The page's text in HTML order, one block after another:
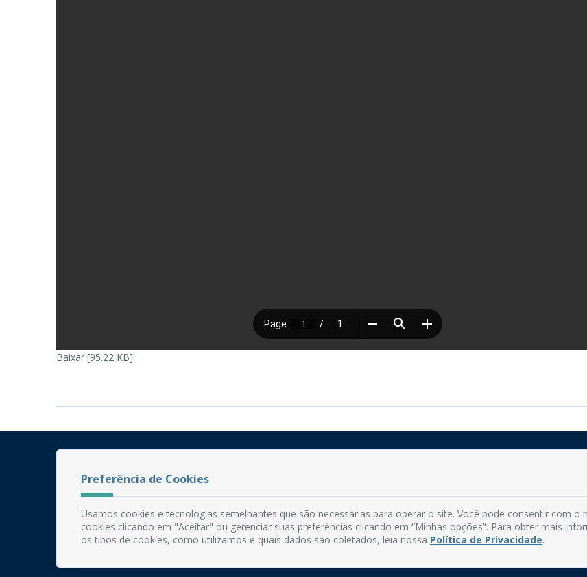
Baixar [95.22 KB]
Fone: (83) 3292-2246
Email: comunicacao@mamanguape.pb.gov.br
Expediente: Segunda à Sexta, das 08h às 13h
Preferência de Cookies
Usamos cookies e tecnologias semelhantes que são necessárias para operar o site. Você pode consentir com o
cookies clicando em "Aceitar" ou gerenciar suas preferências clicando em “Minhas opções”. Para obter mais
os tipos de cookies, como utilizamos e quais dados são coletados, leia nossa Política de Privacidade.